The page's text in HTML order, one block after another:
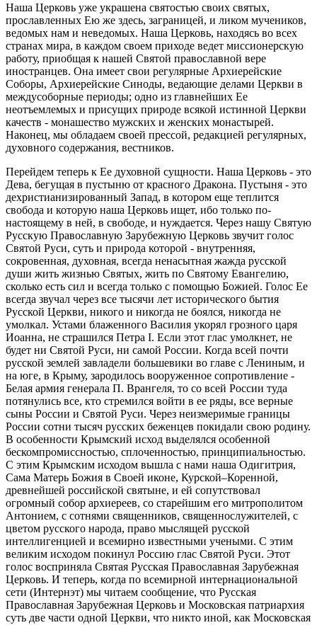
Наша Церковь уже украшена святостью своих святых,
прославленных Ею же здесь, заграницей, и ликом мучеников,
ведомых нам и неведомых. Наша Церковь, находясь во всех
странах мира, в каждом своем приходе ведет миссионерскую
работу, приобщая к нашей Святой православной вере
иностранцев. Она имеет свои регулярные Архиерейские
Соборы, Архиерейские Синоды, ведающие делами Церкви в
междусоборные периоды; одно из главнейших Ее
неотъемлемых и присущих природе всякой истинной Церкви
качеств - монашество мужских и женских монастырей.
Наконец, мы обладаем своей прессой, редакцией регулярных,
духовного содержания, вестников.
Перейдем теперь к Ее духовной сущности. Наша Церковь - это
Дева, бегущая в пустыню от красного Дракона. Пустыня - это
дехристианизированный Запад, в котором еще теплится
свобода и которую наша Церковь ищет, ибо только по-
настоящему в ней, в свободе, и нуждается. Через нашу Святую
Русскую Православную Зарубежную Церковь звучит голос
Святой Руси, суть и природа которой - внутренняя,
сокровенная, духовная, всегда ненасытная жажда русской
души жить жизнью Святых, жить по Святому Евангелию,
сколько есть сил и всегда только с помощью Божией. Голос Ее
всегда звучал через все тысячи лет исторического бытия
Русской Церкви, никого и никогда не боялся, никогда не
умолкал. Устами блаженного Василия укорял грозного царя
Иоанна, не страшился Петра I. Если этот глас умолкнет, не
будет ни Святой Руси, ни самой России. Когда всей почти
русской землей завладели большевики во главе с Лениным, и
на юге, в Крыму, зародилось вооруженное сопротивление -
Белая армия генерала П. Врангеля, то со всей России туда
потянулись все, кто стремился войти в ее ряды, все верные
сыны России и Святой Руси. Через неизмеримые границы
России сотни тысяч русских беженцев покидали свою родину.
В особенности Крымский исход выделялся особенной
бескомпромиссностью, сплоченностью, принципиальностью.
С этим Крымским исходом вышла с нами наша Одигитрия,
Сама Матерь Божия в Своей иконе, Курской–Коренной,
древнейшей российской святыне, и ей сопутствовал
огромный собор архиереев, со старейшим его митрополитом
Антонием, с сотнями священников, священнослужителей, с
цветом русского народа, право мыслящей русской
интеллигенцией и всемирно известными учеными. С этим
великим исходом покинул Россию глас Святой Руси. Этот
голос восприняла Святая Русская Православная Зарубежная
Церковь. И теперь, когда по всемирной интернациональной
сети (Интернэт) мы читаем сообщение, что Русская
Православная Зарубежная Церковь и Московская патриархия
суть две части одной Церкви, что никто иной, как Московская